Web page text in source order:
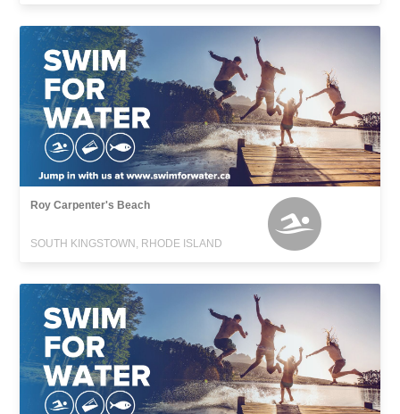
Roy Carpenter's Beach
SOUTH KINGSTOWN, RHODE ISLAND